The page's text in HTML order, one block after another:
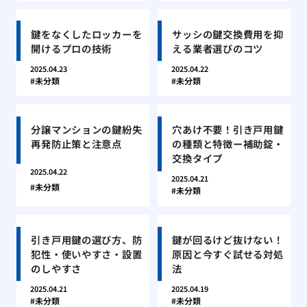
鍵をなくしたロッカーを
開けるプロの技術
2025.04.23
未分類
サッシの鍵交換費用を抑
える業者選びのコツ
2025.04.22
未分類
分譲マンションの鍵紛失
再発防止策と注意点
2025.04.22
未分類
穴あけ不要！引き戸用鍵
の種類と特徴ー補助錠・
交換タイプ
2025.04.21
未分類
引き戸用鍵の選び方、防
犯性・使いやすさ・設置
のしやすさ
2025.04.21
未分類
鍵が回るけど抜けない！
原因と今すぐ試せる対処
法
2025.04.19
未分類